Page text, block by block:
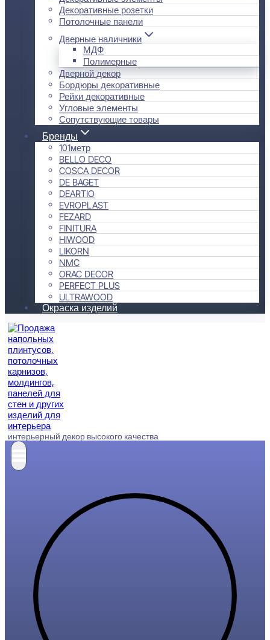
Декоративные розетки
Потолочные панели
Дверные наличники
МДФ
Полимерные
Дверной декор
Бордюры декоративные
Рейки декоративные
Угловые элементы
Сопутствующие товары
Бренды
101метр
BELLO DECO
COSCA DECOR
DE BAGET
DEARTIO
EVROPLAST
FEZARD
FINITURA
HIWOOD
LIKORN
NMC
ORAC DECOR
PERFECT PLUS
ULTRAWOOD
Окраска изделий
интерьерный декор высокого качества